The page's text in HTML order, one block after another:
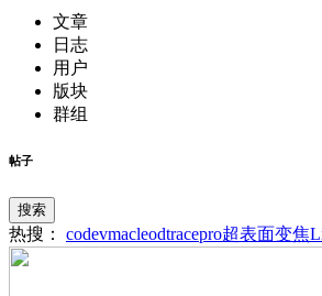
文章
日志
用户
版块
群组
帖子
搜索
热搜： codevmacleodtracepro超表面变焦